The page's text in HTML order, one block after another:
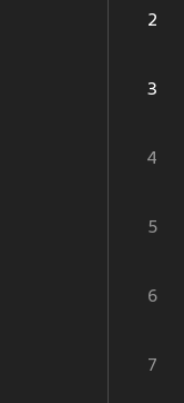
2
3
4
5
6
7